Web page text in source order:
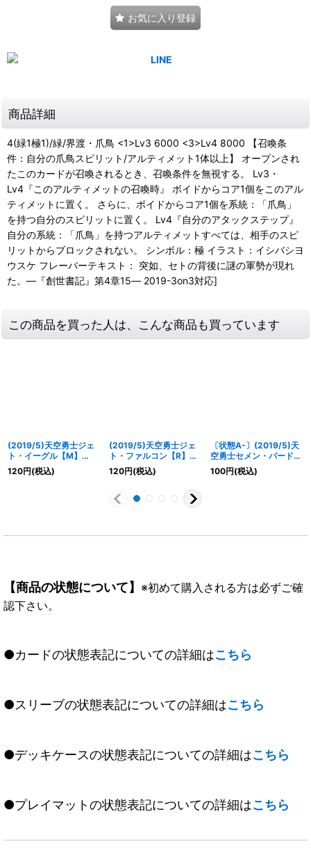
お気に入り登録
商品詳細
4(緑1極1)/緑/界渡・爪鳥 <1>Lv3 6000 <3>Lv4 8000 【召喚条
件：自分の爪鳥スピリット/アルティメット1体以上】 オープンされ
たこのカードが召喚されるとき、召喚条件を無視する。 Lv3・
Lv4『このアルティメットの召喚時』 ボイドからコア1個をこのアル
ティメットに置く。 さらに、ボイドからコア1個を系統：「爪鳥」
を持つ自分のスピリットに置く。 Lv4『自分のアタックステップ』
自分の系統：「爪鳥」を持つアルティメットすべては、相手のスピ
リットからブロックされない。 シンボル：極 イラスト：イシバシヨ
ウスケ フレーバーテキスト： 突如、セトの背後に謎の軍勢が現れ
た。―『創世書記』第4章15― 2019-3on3対応]
この商品を買った人は、こんな商品も買っています
(2019/5)天空勇士ジェ
ト・イーグル【M】
{BS47-077}《緑》
120円(税込)
(2019/5)天空勇士ジェ
ト・ファルコン【R】
{BS47-034}《緑》
120円(税込)
〔状態A-〕(2019/5)天
空勇士セメン・バード
【R】{BS47-076}
《緑》
100円(税込)
【商品の状態について】 ※初めて購入される方は必ずご確
認下さい。
●カードの状態表記についての詳細はこちら
●スリーブの状態表記についての詳細はこちら
●デッキケースの状態表記についての詳細はこちら
●プレイマットの状態表記についての詳細はこちら